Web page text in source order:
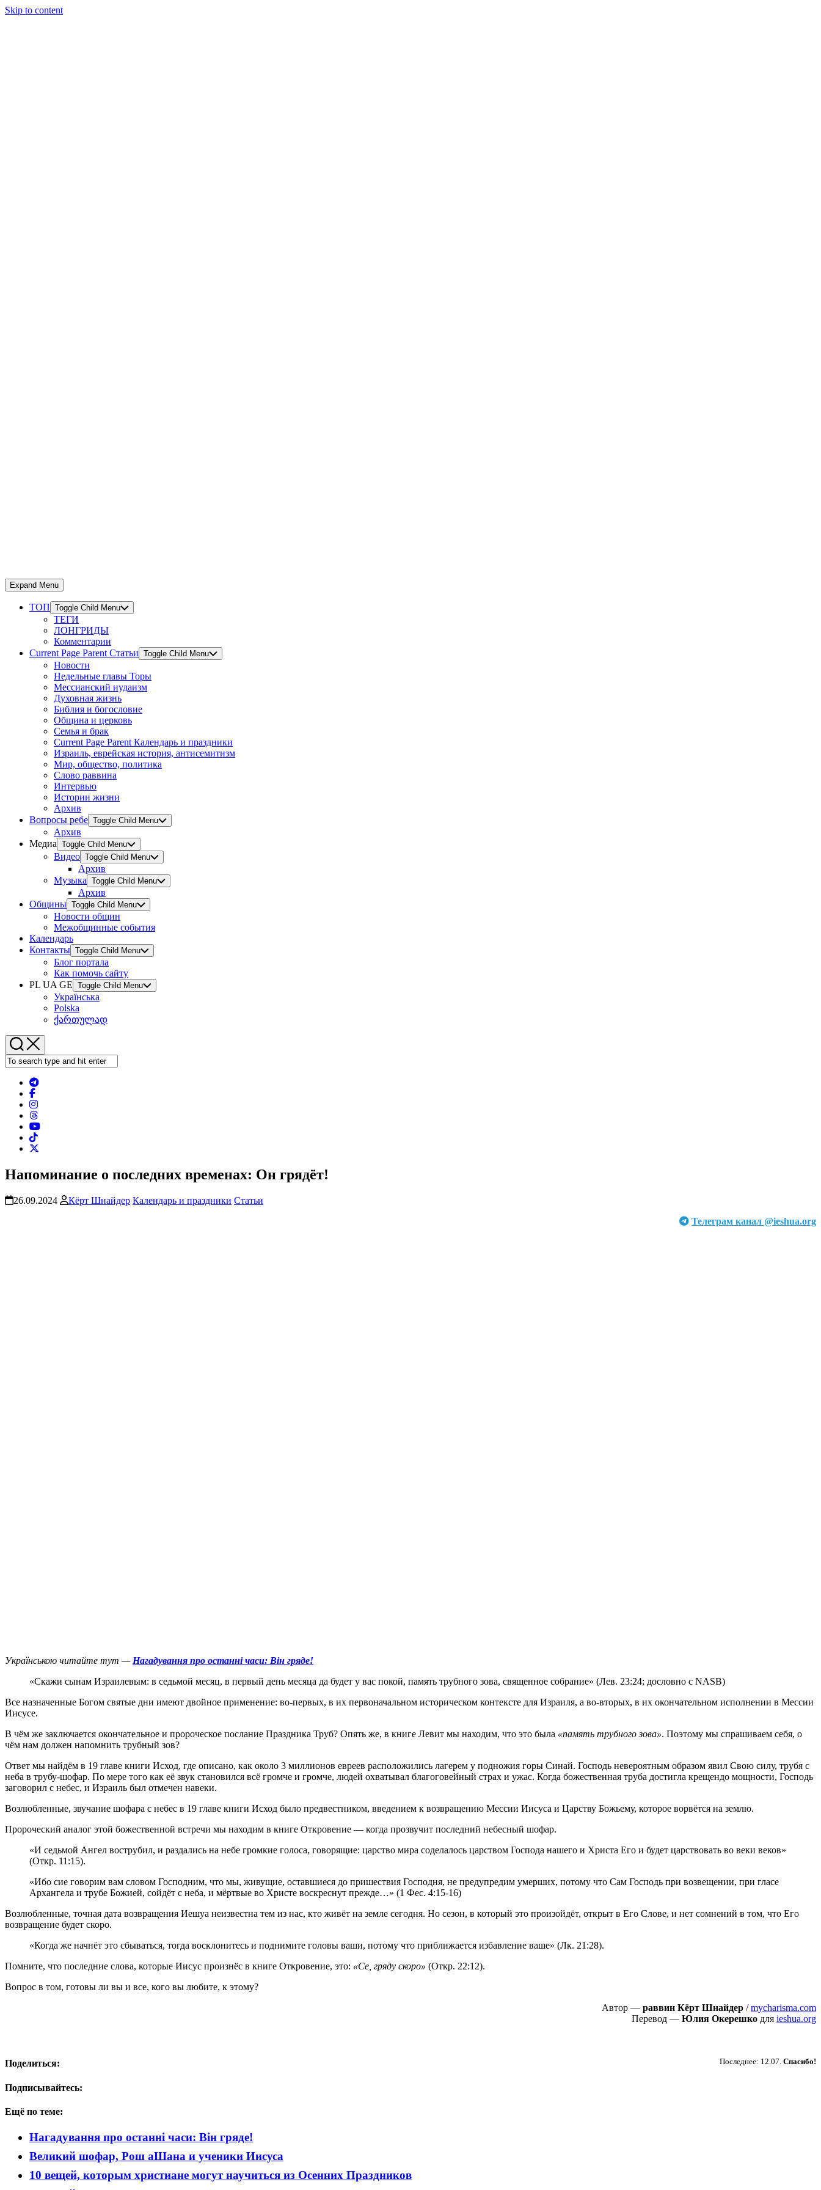
Skip to content
Expand Menu
ТОП Toggle Child Menu
ТЕГИ
ЛОНГРИДЫ
Комментарии
Current Page Parent Статьи Toggle Child Menu
Новости
Недельные главы Торы
Мессианский иудаизм
Духовная жизнь
Библия и богословие
Община и церковь
Семья и брак
Current Page Parent Календарь и праздники
Израиль, еврейская история, антисемитизм
Мир, общество, политика
Слово раввина
Интервью
Истории жизни
Архив
Вопросы ребе Toggle Child Menu
Архив
Медиа Toggle Child Menu
Видео Toggle Child Menu
Архив
Музыка Toggle Child Menu
Архив
Общины Toggle Child Menu
Новости общин
Межобщинные события
Календарь
Контакты Toggle Child Menu
Блог портала
Как помочь сайту
PL UA GE Toggle Child Menu
Українська
Polska
ქართულად
Напоминание о последних временах: Он грядёт!
26.09.2024 Кёрт Шнайдер Календарь и праздники Статьи
Телеграм канал @ieshua.org
Українською читайте тут — Нагадування про останні часи: Він гряде!
«Скажи сынам Израилевым: в седьмой месяц, в первый день месяца да будет у вас покой, память трубного зова, священное собрание» (Лев. 23:24; дословно с NASB)
Все назначенные Богом святые дни имеют двойное применение: во-первых, в их первоначальном историческом контексте для Израиля, а во-вторых, в их окончательном исполнении в Мессии
Иисусе.
В чём же заключается окончательное и пророческое послание Праздника Труб? Опять же, в книге Левит мы находим, что это была «память трубного зова». Поэтому мы спрашиваем себя, о
чём нам должен напомнить трубный зов?
Ответ мы найдём в 19 главе книги Исход, где описано, как около 3 миллионов евреев расположились лагерем у подножия горы Синай. Господь невероятным образом явил Свою силу, трубя с
неба в трубу-шофар. По мере того как её звук становился всё громче и громче, людей охватывал благоговейный страх и ужас. Когда божественная труба достигла крещендо мощности, Господь
заговорил с небес, и Израиль был отмечен навеки.
Возлюбленные, звучание шофара с небес в 19 главе книги Исход было предвестником, введением к возвращению Мессии Иисуса и Царству Божьему, которое ворвётся на землю.
Пророческий аналог этой божественной встречи мы находим в книге Откровение — когда прозвучит последний небесный шофар.
«И седьмой Ангел вострубил, и раздались на небе громкие голоса, говорящие: царство мира соделалось царством Господа нашего и Христа Его и будет царствовать во веки веков»
(Откр. 11:15).
«Ибо сие говорим вам словом Господним, что мы, живущие, оставшиеся до пришествия Господня, не предупредим умерших, потому что Сам Господь при возвещении, при гласе
Архангела и трубе Божией, сойдёт с неба, и мёртвые во Христе воскреснут прежде…» (1 Фес. 4:15-16)
Возлюбленные, точная дата возвращения Иешуа неизвестна тем из нас, кто живёт на земле сегодня. Но сезон, в который это произойдёт, открыт в Его Слове, и нет сомнений в том, что Его
возвращение будет скоро.
«Когда же начнёт это сбываться, тогда восклонитесь и поднимите головы ваши, потому что приближается избавление ваше» (Лк. 21:28).
Помните, что последние слова, которые Иисус произнёс в книге Откровение, это: «Се, гряду скоро» (Откр. 22:12).
Вопрос в том, готовы ли вы и все, кого вы любите, к этому?
Автор — раввин Кёрт Шнайдер /mycharisma.com
Перевод — Юлия Окерешко для ieshua.org
Последнее: 12.07. Спасибо!
Поделиться:
Подписывайтесь:
Ещё по теме:
Нагадування про останні часи: Він гряде!
Великий шофар, Рош аШана и ученики Иисуса
10 вещей, которым христиане могут научиться из Осенних Праздников